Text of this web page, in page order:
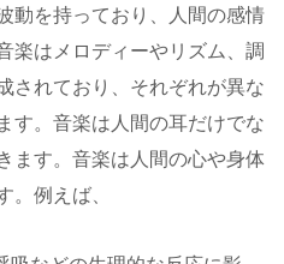
動を持っており、人間の感情
楽はメロディーやリズム、調
されており、それぞれが異な
す。音楽は人間の耳だけでな
ます。音楽は人間の心や身体
。例えば、